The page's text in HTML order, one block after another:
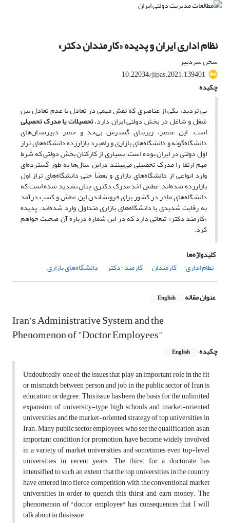
نظام اداری ایران و پدیده «کارمندان دکتر»
سخن سردبیر
10.22034/jipas.2021.139401
چکیده
بی تردید، یکی از عناصری که نقش مهمی در تعادل یا عدم تعادل بین
شغل و شاغل در بخش دولتی ایران دارد،تحصیلات یا مدرک تحصیلی
است. این عنصر، زیربنای گسترش بی‌حد و حصر دبیرستان‌های
دانشگاه‌گونه و دانشگاه‌های بازاری و راهبرد بازارزده دانشگاه‌های تراز
اول دولتی در ایران بوده است. بسیاری از کارکنان بخش دولتی که شرط
مهم ارتقا را مدرک تحصیلی می‌بینند دراین سال‌ها به طور گسترده‌ای
وارد انواعی از دانشگاه‌های بازاری و بعضاً حتی دانشگاه‌های تراز اول
بازارزده شده‌اند. عطش اخذ مدرک دکتری چنان تشدید شده است که
دانشگاه‌های مادر در کشور برای فرونشاندن این عطش و کسب درآمد
به رقابت شدیدی با دانشگاه‌های بازاری متداول وارد شده‌اند. پدیده
«کارمند دکتر» تبعاتی دارد که در این شماره درباره آن صحبت خواهم
کرد.
کلیدواژه‌ها
نظام اداری
کارمندان کارمند-دکتر دانشگاه‌های بازاری
عنوان مقاله English
Iran's Administrative System and the
Phenomenon of "Doctor Employees"
چکیده English
Undoubtedly, one of the issues that play an important role in the fit
or mismatch between person and job in the public sector of Iran is
education or degree. This issue has been the basis for the unlimited
expansion of university-type high schools and market-oriented
universities and the market-oriented strategy of top universities in
Iran. Many public sector employees, who see the qualification as an
important condition for promotion, have become widely involved
in a variety of market universities, and sometimes even top-level
universities, in recent years. The thirst for a doctorate has
intensified to such an extent that the top universities in the country
have entered into fierce competition with the conventional market
universities in order to quench this thirst and earn money. The
phenomenon of "doctor employee" has consequences that I will
talk about in this issue.